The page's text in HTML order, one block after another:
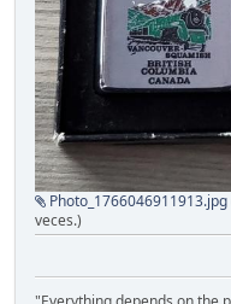
Photo_1766046911913.jpg
veces.)